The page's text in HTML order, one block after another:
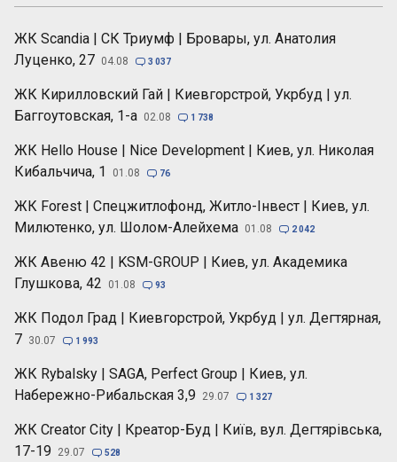
ЖК Scandia | СК Триумф | Бровары, ул. Анатолия
Луценко, 27 04.08  3 037
ЖК Кирилловский Гай | Киевгорстрой, Укрбуд | ул.
Баггоутовская, 1-а 02.08  1 738
ЖК Hello House | Nice Development | Киев, ул. Николая
Кибальчича, 1
01.08  76
ЖК Forest | Спецжитлофонд, Житло-Інвест | Киев, ул.
Милютенко, ул. Шолом-Алейхема 01.08  2 042
ЖК Авеню 42 | KSM-GROUP | Киев, ул. Академика
Глушкова, 42
01.08  93
ЖК Подол Град | Киевгорстрой, Укрбуд | ул. Дегтярная,
7 30.07  1 993
ЖК Rybalsky | SAGA, Perfect Group | Киев, ул.
Набережно-Рибальская 3,9
29.07  1 327
ЖК Creator City | Креатор-Буд | Київ, вул. Дегтярівська,
17-19
29.07  528